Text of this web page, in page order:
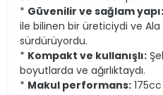
* Güvenilir ve sağlam yapı:
ile bilinen bir üreticiydi ve
sürdürüyordu.
* Kompakt ve kullanışlı:
boyutlarda ve ağırlıktaydı.
* Makul performans: